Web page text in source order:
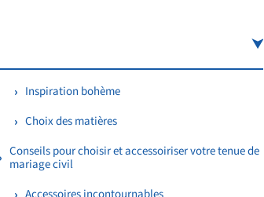
Inspiration bohème
Choix des matières
Conseils pour choisir et accessoiriser votre tenue de
mariage civil